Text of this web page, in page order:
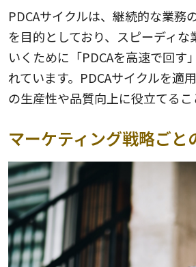
PDCAサイクルは、継続的な業務
を目的としており、スピーディな
いくために「PDCAを高速で回す
れています。PDCAサイクルを適
の生産性や品質向上に役立てるこ
マーケティング戦略ごと